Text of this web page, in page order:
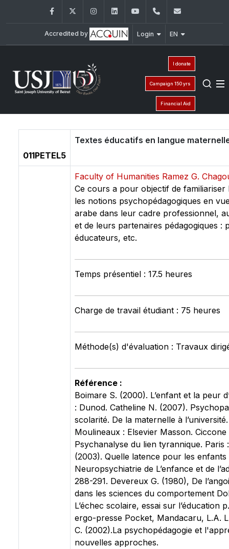
FacebookTwitter InstagramLinkedInYouTube+961 (1) 421 617
Accredited by Login EN
I donate
Campaign 150 yrs
Financial Aid
011PETEL5
Textes éducatifs en langue
Faculty of Humanities Ramez G.
Ce cours a pour objectif de familiariser
les notions psychopédagogiques en
arabe dans leur cadre professionnel,
et de leurs partenaires pédagogiques :
éducateurs, etc.
Temps présentiel : 17.5 heures
Charge de travail étudiant : 75 heures
Méthode(s) d'évaluation : Travaux
Référence :
Boimare S. (2000). L’enfant et la peur
: Dunod. Catheline N. (2007).
scolarité. De la maternelle à
Moulineaux : Elsevier Masson.
Psychanalyse du lien tyrannique. Paris
(2003). Quelle latence pour les enfants
Neuropsychiatrie de L’enfance et de
288-291. Devereux G. (1980), De
dans les sciences du comportement
L’échec scolaire, essai sur l’éducation
ergo-presse Pocket, Mandacaru, L.A.
C. (2002).La psychopédagogie et
nouvelles approches.